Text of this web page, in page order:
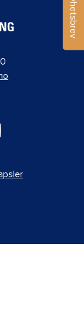
Nyhetsbrev